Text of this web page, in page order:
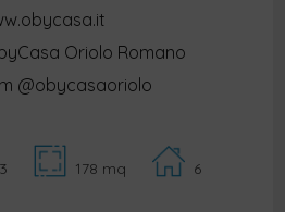
Oriolo Romano
@obycasaoriolo
3 178 mq 6